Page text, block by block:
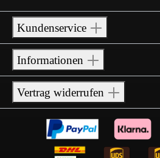
Kundenservice
Informationen
Vertrag widerrufen